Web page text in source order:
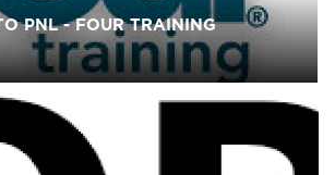
PNL - FOUR TRAINING